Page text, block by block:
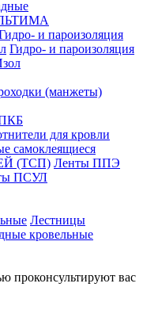
и пароизоляция
Гидро- и пароизоляция
(манжеты)
для кровли
самоклеящиеся
(ТСП) Ленты ППЭ
ПСУЛ
Лестницы
кровельные
проконсультируют вас